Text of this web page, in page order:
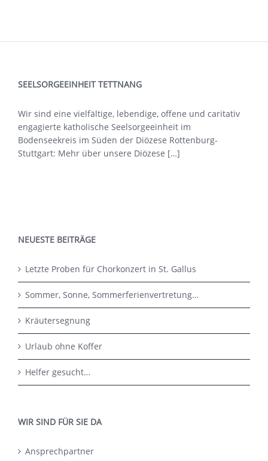
SEELSORGEEINHEIT TETTNANG
Wir sind eine vielfältige, lebendige, offene und caritativ
engagierte katholische Seelsorgeeinheit im
Bodenseekreis im Süden der Diözese Rottenburg-
Stuttgart: Mehr über unsere Diözese […]
NEUESTE BEITRÄGE
Letzte Proben für Chorkonzert in St. Gallus
Sommer, Sonne, Sommerferienvertretung…
Kräutersegnung
Urlaub ohne Koffer
Helfer gesucht…
WIR SIND FÜR SIE DA
Ansprechpartner